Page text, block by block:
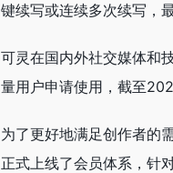
键续写或连续多次续写，
可灵在国内外社交媒体和
量用户申请使用，截至
为了更好地满足创作者的
正式上线了会员体系，针